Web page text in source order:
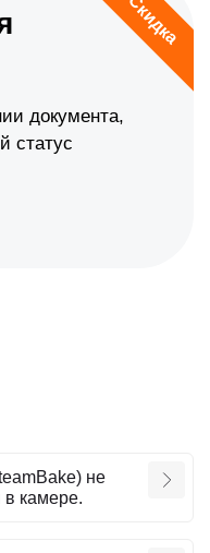
Скидка
документа,
статус
не
в камере.